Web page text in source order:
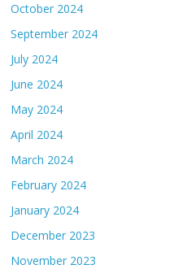
October 2024
September 2024
July 2024
June 2024
May 2024
April 2024
March 2024
February 2024
January 2024
December 2023
November 2023